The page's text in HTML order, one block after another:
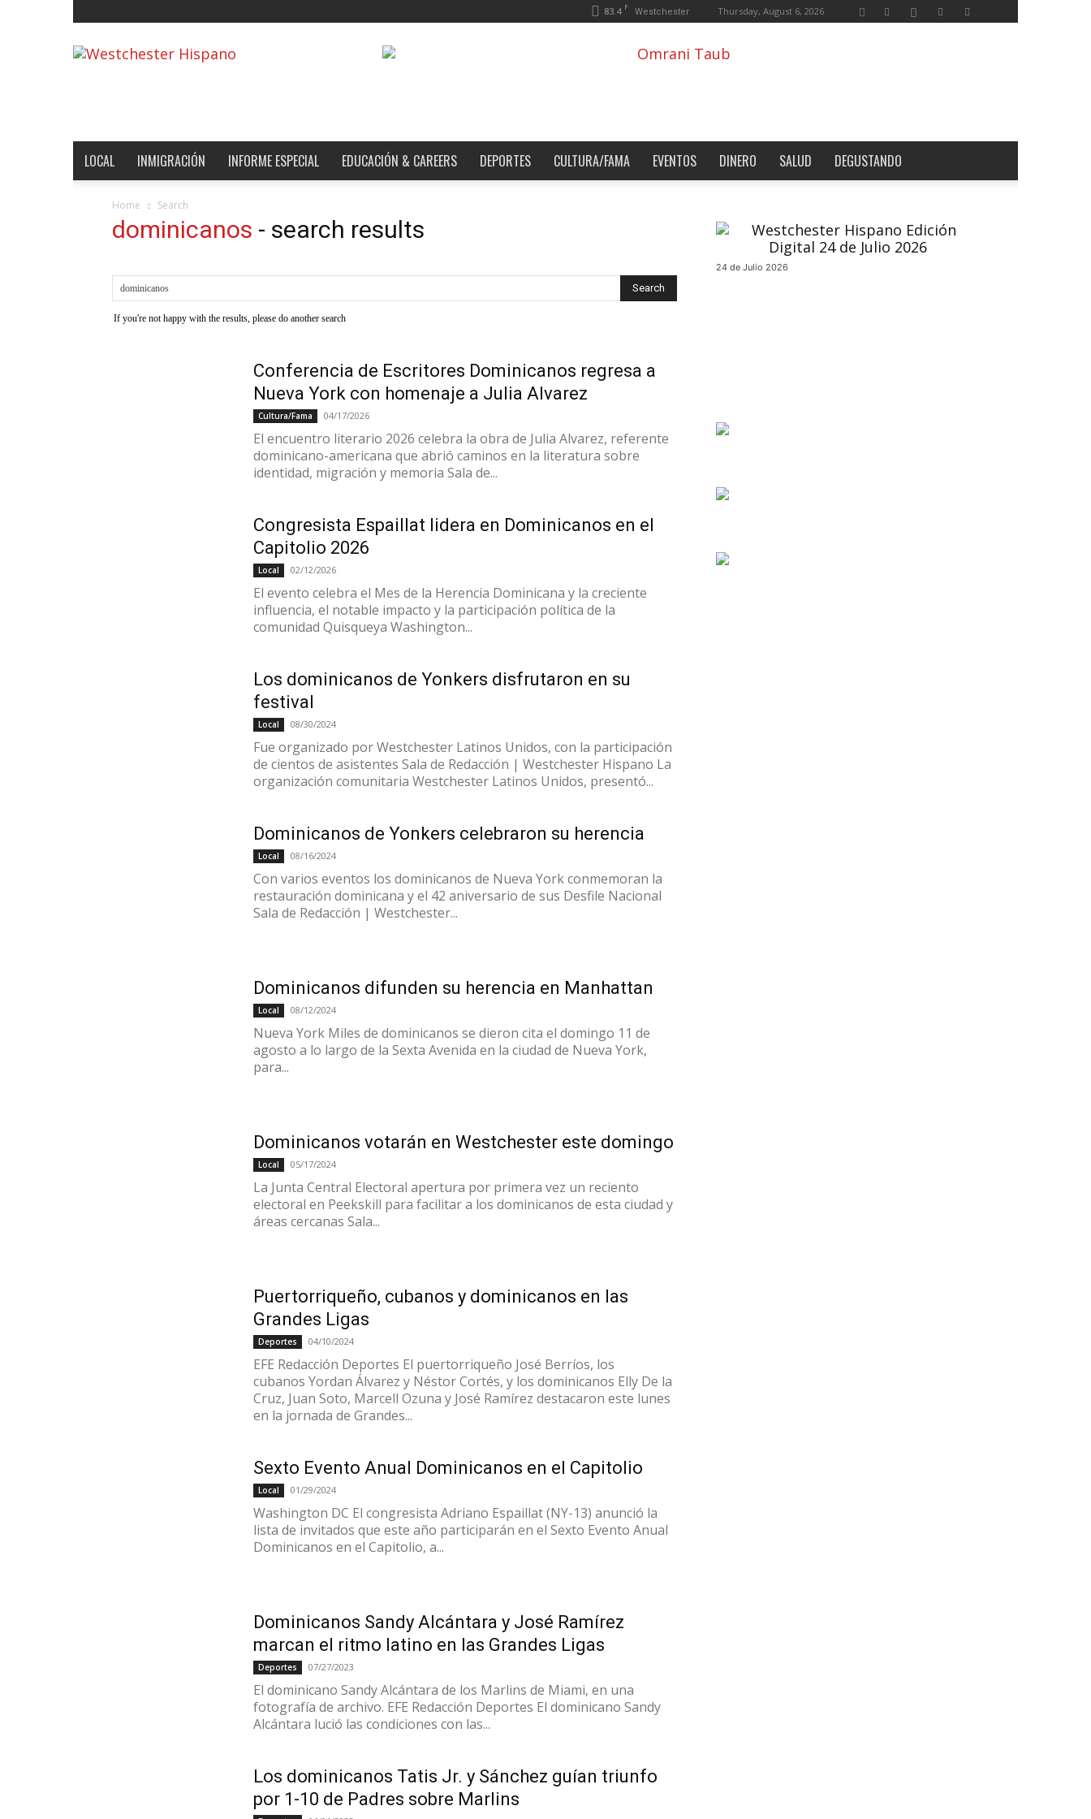
83.4 F Westchester Thursday, August 6, 2026
Noticias
y
el
Mundo
LOCAL INMIGRACIÓN INFORME ESPECIAL EDUCACIÓN & CAREERS DEPORTES CULTURA/FAMA EVENTOS DINERO SALUD DEGUSTANDO
Home Search
dominicanos - search results
If you're not happy with the results, please do another search
Conferencia de Escritores Dominicanos regresa a
Nueva York con homenaje a Julia Alvarez
Cultura/Fama 04/17/2026
El encuentro literario 2026 celebra la obra de Julia Alvarez, referente
dominicano-americana que abrió caminos en la literatura sobre
identidad, migración y memoria Sala de...
Congresista Espaillat lidera en Dominicanos en el
Capitolio 2026
Local 02/12/2026
El evento celebra el Mes de la Herencia Dominicana y la creciente
influencia, el notable impacto y la participación política de la
comunidad Quisqueya Washington...
Los dominicanos de Yonkers disfrutaron en su
festival
Local 08/30/2024
Fue organizado por Westchester Latinos Unidos, con la participación
de cientos de asistentes Sala de Redacción | Westchester Hispano La
organización comunitaria Westchester Latinos Unidos, presentó...
Dominicanos de Yonkers celebraron su herencia
Local 08/16/2024
Con varios eventos los dominicanos de Nueva York conmemoran la
restauración dominicana y el 42 aniversario de sus Desfile Nacional
Sala de Redacción | Westchester...
Dominicanos difunden su herencia en Manhattan
Local 08/12/2024
Nueva York Miles de dominicanos se dieron cita el domingo 11 de
agosto a lo largo de la Sexta Avenida en la ciudad de Nueva York,
para...
Dominicanos votarán en Westchester este domingo
Local 05/17/2024
La Junta Central Electoral apertura por primera vez un reciento
electoral en Peekskill para facilitar a los dominicanos de esta ciudad y
áreas cercanas Sala...
Puertorriqueño, cubanos y dominicanos en las
Grandes Ligas
Deportes 04/10/2024
EFE Redacción Deportes El puertorriqueño José Berríos, los
cubanos Yordan Álvarez y Néstor Cortés, y los dominicanos Elly De la
Cruz, Juan Soto, Marcell Ozuna y José Ramírez destacaron este lunes
en la jornada de Grandes...
Sexto Evento Anual Dominicanos en el Capitolio
Local 01/29/2024
Washington DC El congresista Adriano Espaillat (NY-13) anunció la
lista de invitados que este año participarán en el Sexto Evento Anual
Dominicanos en el Capitolio, a...
Dominicanos Sandy Alcántara y José Ramírez
marcan el ritmo latino en las Grandes Ligas
Deportes 07/27/2023
El dominicano Sandy Alcántara de los Marlins de Miami, en una
fotografía de archivo. EFE Redacción Deportes El dominicano Sandy
Alcántara lució las condiciones con las...
Los dominicanos Tatis Jr. y Sánchez guían triunfo
por 1-10 de Padres sobre Marlins
24 de Julio 2026